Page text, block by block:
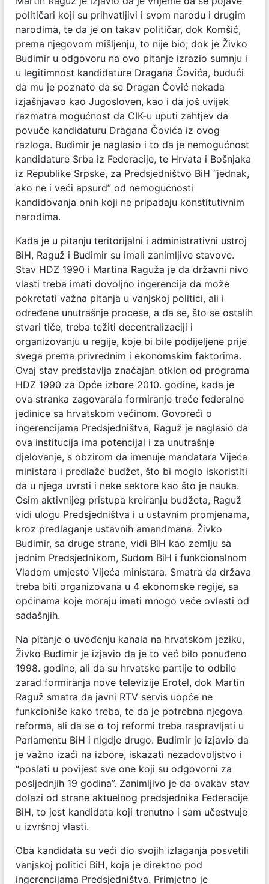
političari koji su prihvatljivi i svom narodu i drugim
narodima, te da je on takav političar, dok Komšić,
prema njegovom mišljenju, to nije bio; dok je Živko
Budimir u odgovoru na ovo pitanje izrazio sumnju i
u legitimnost kandidature Dragana Čovića, budući
da mu je poznato da se Dragan Čović nekada
izjašnjavao kao Jugosloven, kao i da još uvijek
razmatra mogućnost da CIK-u uputi zahtjev da
povuče kandidaturu Dragana Čovića iz ovog
razloga. Budimir je naglasio i to da je nemogućnost
kandidature Srba iz Federacije, te Hrvata i Bošnjaka
iz Republike Srpske, za Predsjedništvo BiH “jednak,
ako ne i veći apsurd” od nemogućnosti
kandidovanja onih koji ne pripadaju konstitutivnim
narodima.
Kada je u pitanju teritorijalni i administrativni ustroj
BiH, Raguž i Budimir su imali zanimljive stavove.
Stav HDZ 1990 i Martina Raguža je da državni nivo
vlasti treba imati dovoljno ingerencija da može
pokretati važna pitanja u vanjskoj politici, ali i
određene unutrašnje procese, a da se, što se ostalih
stvari tiče, treba težiti decentralizaciji i
organizovanju u regije, koje bi bile podijeljene prije
svega prema privrednim i ekonomskim faktorima.
Ovaj stav predstavlja značajan otklon od programa
HDZ 1990 za Opće izbore 2010. godine, kada je
ova stranka zagovarala formiranje treće federalne
jedinice sa hrvatskom većinom. Govoreći o
ingerencijama Predsjedništva, Raguž je naglasio da
ova institucija ima potencijal i za unutrašnje
djelovanje, s obzirom da imenuje mandatara Vijeća
ministara i predlaže budžet, što bi moglo iskoristiti
da u njega uvrsti i neke sektore kao što je nauka.
Osim aktivnijeg pristupa kreiranju budžeta, Raguž
vidi ulogu Predsjedništva i u ustavnim promjenama,
kroz predlaganje ustavnih amandmana. Živko
Budimir, sa druge strane, vidi BiH kao zemlju sa
jednim Predsjednikom, Sudom BiH i funkcionalnom
Vladom umjesto Vijeća ministara. Smatra da država
treba biti organizovana u 4 ekonomske regije, sa
općinama koje moraju imati mnogo veće ovlasti od
sadašnjih.
Na pitanje o uvođenju kanala na hrvatskom jeziku,
Živko Budimir je izjavio da je to već bilo ponuđeno
1998. godine, ali da su hrvatske partije to odbile
zarad formiranja nove televizije Erotel, dok Martin
Raguž smatra da javni RTV servis uopće ne
funkcioniše kako treba, te da je potrebna njegova
reforma, ali da se o toj reformi treba raspravljati u
Parlamentu BiH i nigdje drugo. Budimir je izjavio da
je važno izaći na izbore, iskazati nezadovoljstvo i
“poslati u povijest sve one koji su odgovorni za
posljednjih 19 godina”. Zanimljivo je da ovakav stav
dolazi od strane aktuelnog predsjednika Federacije
BiH, to jest kandidata koji trenutno i sam učestvuje
u izvršnoj vlasti.
Oba kandidata su veći dio svojih izlaganja posvetili
vanjskoj politici BiH, koja je direktno pod
ingerencijama Predsjedništva. Primjetno je